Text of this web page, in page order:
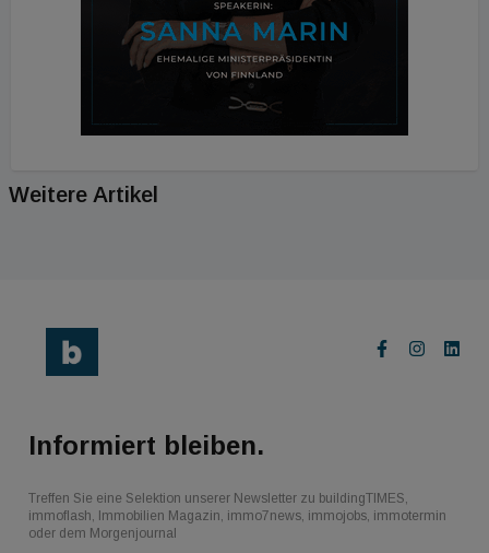
Weitere Artikel
Informiert bleiben.
Treffen Sie eine Selektion unserer Newsletter zu buildingTIMES,
immoflash, Immobilien Magazin, immo7news, immojobs, immotermin
oder dem Morgenjournal